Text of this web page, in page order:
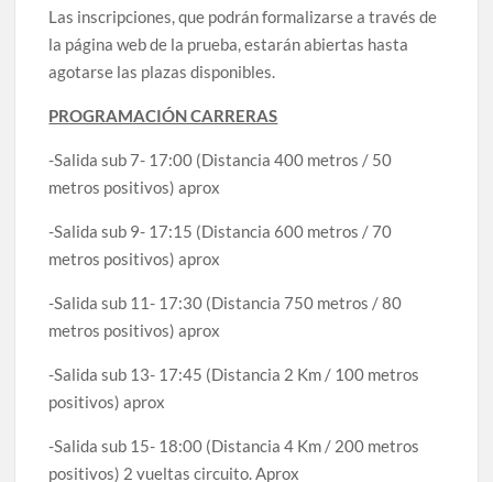
Las inscripciones, que podrán formalizarse a través de
la página web de la prueba, estarán abiertas hasta
agotarse las plazas disponibles.
PROGRAMACIÓN CARRERAS
-Salida sub 7- 17:00 (Distancia 400 metros / 50
metros positivos) aprox
-Salida sub 9- 17:15 (Distancia 600 metros / 70
metros positivos) aprox
-Salida sub 11- 17:30 (Distancia 750 metros / 80
metros positivos) aprox
-Salida sub 13- 17:45 (Distancia 2 Km / 100 metros
positivos) aprox
-Salida sub 15- 18:00 (Distancia 4 Km / 200 metros
positivos) 2 vueltas circuito. Aprox